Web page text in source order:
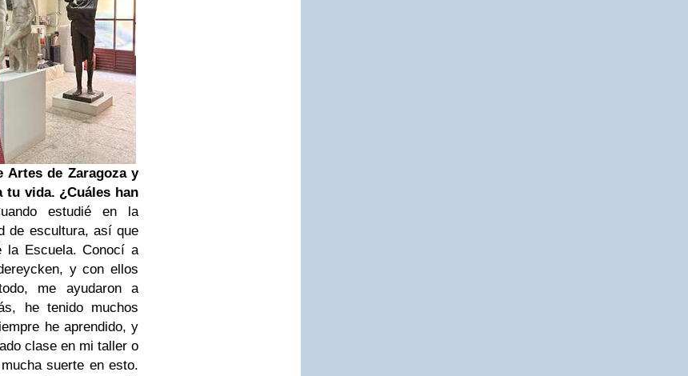
Artes de Zaragoza y
vida. ¿Cuáles han
estudié en la
de escultura, así que
la Escuela. Conocí a
y con ellos
me ayudaron a
he tenido muchos
he aprendido, y
clase en mi taller o
suerte en esto.